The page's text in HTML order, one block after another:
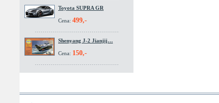
Toyota SUPRA GR
Cena: 499,-
Shenyang J-2 Jianjij…
Cena: 150,-